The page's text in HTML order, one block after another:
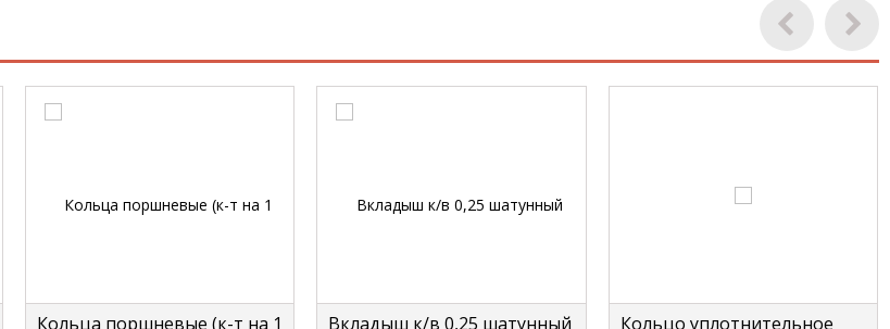
Кольца поршневые (к-т на 1
Вкладыш к/в 0,25 шатунный
Кольцо уплотнительное